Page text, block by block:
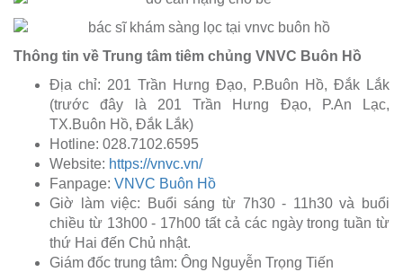
Thông tin về Trung tâm tiêm chủng VNVC Buôn Hồ
Địa chỉ: 201 Trần Hưng Đạo, P.Buôn Hồ, Đắk Lắk
(trước đây là 201 Trần Hưng Đạo, P.An Lạc,
TX.Buôn Hồ, Đắk Lắk)
Hotline: 028.7102.6595
Website: https://vnvc.vn/
Fanpage: VNVC Buôn Hồ
Giờ làm việc: Buổi sáng từ 7h30 - 11h30 và buổi
chiều từ 13h00 - 17h00 tất cả các ngày trong tuần từ
thứ Hai đến Chủ nhật.
Giám đốc trung tâm: Ông Nguyễn Trọng Tiến